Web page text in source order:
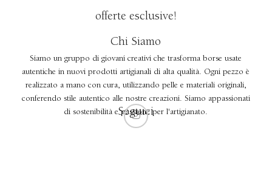
offerte esclusive!
Chi Siamo
Siamo un gruppo di giovani creativi che trasforma borse usate
autentiche in nuovi prodotti artigianali di alta qualità. Ogni pezzo è
realizzato a mano con cura, utilizzando pelle e materiali originali,
conferendo stile autentico alle nostre creazioni. Siamo appassionati
di sostenibilità e passione per l'artigianato.
Seguici